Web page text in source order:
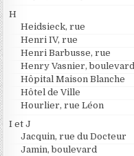
H
Heidsieck, rue
Henri IV, rue
Henri Barbusse, rue
Henry Vasnier, boulevard
Hôpital Maison Blanche
Hôtel de Ville
Hourlier, rue Léon
I et J
Jacquin, rue du Docteur
Jamin, boulevard